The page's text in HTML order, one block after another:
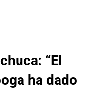
“El
ha dado